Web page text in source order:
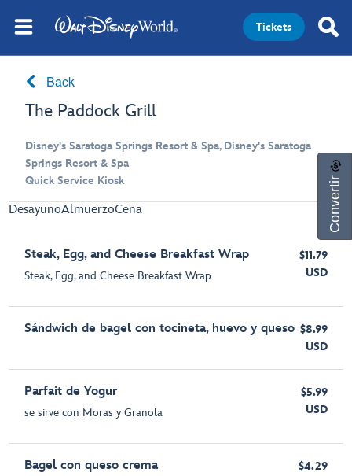
Tickets
Back
The Paddock Grill
Disney's Saratoga Springs Resort & Spa, Disney's Saratoga
Springs Resort & Spa
Quick Service Kiosk
DesayunoAlmuerzoCena
Steak, Egg, and Cheese Breakfast Wrap
Steak, Egg, and Cheese Breakfast Wrap
$11.79
USD
Sándwich de bagel con tocineta, huevo y queso $8.99
USD
Parfait de Yogur
se sirve con Moras y Granola
$5.99
USD
Bagel con queso crema
$4.29
Convertir